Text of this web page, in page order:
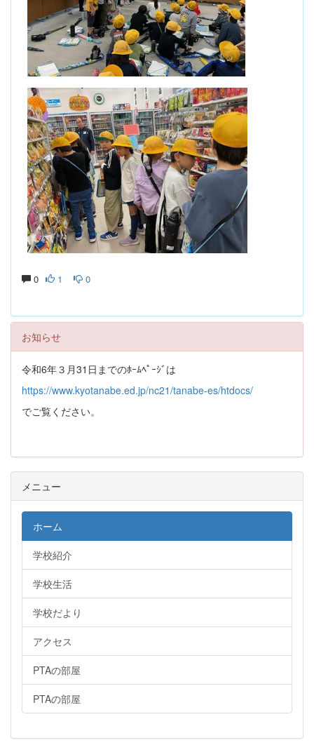
0 1 0
お知らせ
令和6年３月31日までのﾎｰﾑﾍﾟｰｼﾞは
https://www.kyotanabe.ed.jp/nc21/tanabe-es/htdocs/
でご覧ください。
メニュー
ホーム
学校紹介
学校生活
学校だより
アクセス
PTAの部屋
PTAの部屋